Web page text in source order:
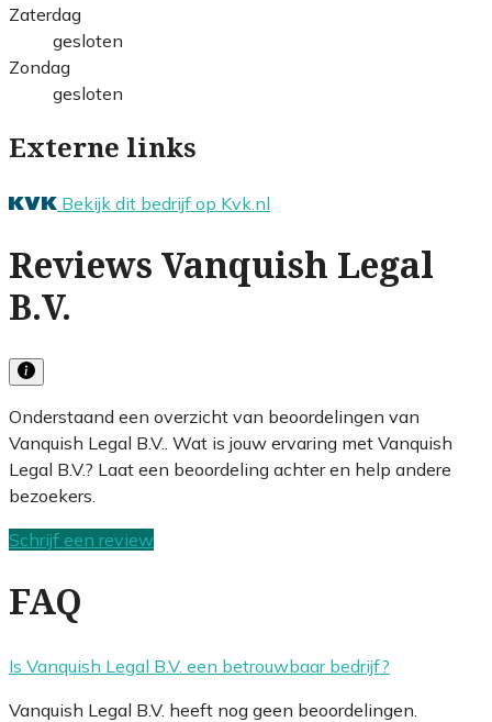
Zaterdag
gesloten
Zondag
gesloten
Externe links
Bekijk dit bedrijf op Kvk.nl
Reviews Vanquish Legal
B.V.
Onderstaand een overzicht van beoordelingen van
Vanquish Legal B.V.. Wat is jouw ervaring met Vanquish
Legal B.V.? Laat een beoordeling achter en help andere
bezoekers.
Schrijf een review
FAQ
Is Vanquish Legal B.V. een betrouwbaar bedrijf?
Vanquish Legal B.V. heeft nog geen beoordelingen.